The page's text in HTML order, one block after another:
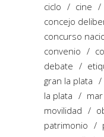
ciclo
cine
concejo
concurso
convenio
debate
gran la plata
la plata
movilidad
patrimonio